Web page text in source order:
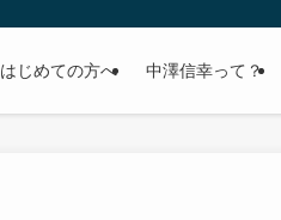
はじめての方へ 中澤信幸って？